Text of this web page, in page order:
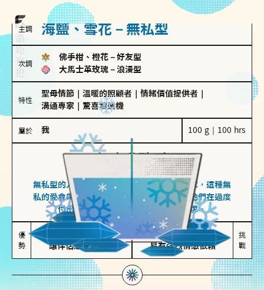
主調 海鹽、雪花－無私型
次調
佛手柑、橙花 － 好友型
大馬士革玫瑰 － 浪漫型
特性
聖母情節 溫暖的照顧者 情緒價值提供者
溝通專家
驚喜製造機
屬於 我 100 g｜100 hrs
無私型
海鹽、雪花
無私型的人傾向用心呵護、滿足另一半的需求，這種無
私的愛會帶來緊密的關係連結，但也可能讓他們在過度
付出中迷失自我，忽略自己真正的需求。
優
勢
讓伴侶感受到關懷
較難設立界線
易有強烈情感依賴
挑
戰